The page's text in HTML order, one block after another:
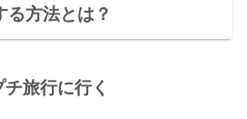
方法とは？
旅行に行く